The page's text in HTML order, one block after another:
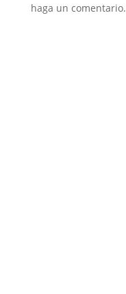
haga un comentario.